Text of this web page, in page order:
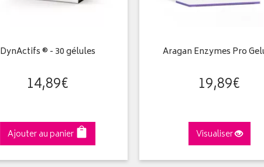
DynActifs ® - 30 gélules
14,89€
Ajouter au panier
Aragan Enzymes Pro
19,89€
Visualiser